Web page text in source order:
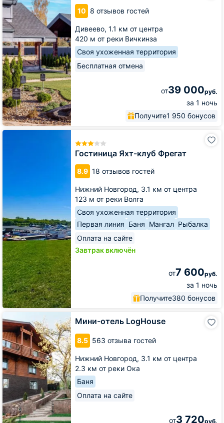
10 8 отзывов гостей
Дивеево, 1.1 км от центра
420 м от реки Вичкинза
Своя ухоженная территория
Бесплатная отмена
от39 000руб.
за 1 ночь
Получите1 950 бонусов
Державный
удел
Гостиница Яхт-клуб Фрегат
8.9 18 отзывов гостей
Нижний Новгород, 3.1 км от центра
123 м от реки Волга
Своя ухоженная территория
Первая линия Баня Мангал Рыбалка
Оплата на сайте
Завтрак включён
от7 600руб.
за 1 ночь
Получите380 бонусов
Гостиница
Мини-отель LogHouse
8.5 563 отзыва гостей
Нижний Новгород, 3.1 км от центра
2.3 км от реки Ока
Баня
Оплата на сайте
от3 720руб.
отель
LogHouse